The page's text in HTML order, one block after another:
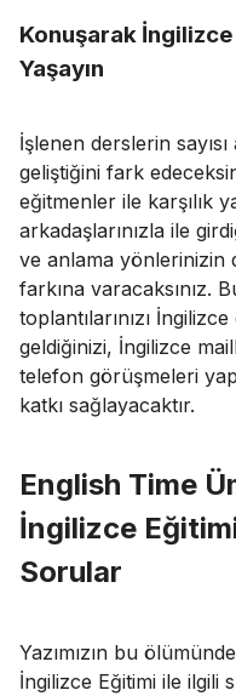
Konuşarak
Yaşayın
İşlenen derslerin
geliştiğini fark
eğitmenler ile karşılık
arkadaşlarınızla ile
ve anlama yönlerinizin
farkına varacaksınız.
toplantılarınızı
geldiğinizi, İngilizce
telefon görüşmeleri
katkı sağlayacaktır.
English Time
İngilizce
Sorular
Yazımızın bu
İngilizce Eğitimi ile ilgili